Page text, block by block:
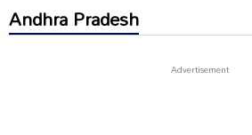
Andhra Pradesh